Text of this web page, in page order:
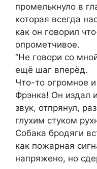
промелькнуло в
которая всегда
как он говорил
опрометчивое.
“Не говори со
ещё шаг вперёд.
Что-то огромное
Фрэнка! Он издал
звук, отпрянул,
глухим стуком
Собака бродяги
как пожарная
напряжено, но